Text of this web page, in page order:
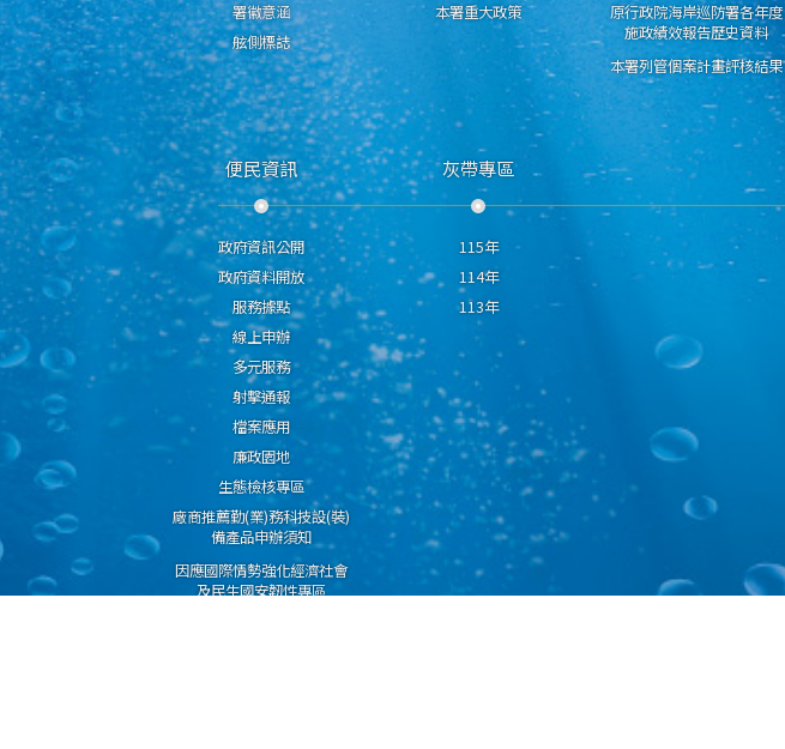
署徽意涵
舷側標誌
本署重大政策
原行政院海岸巡防署各年度
施政績效報告歷史資料
本署列管個案計畫評核結果
便民資訊
政府資訊公開
政府資料開放
服務據點
線上申辦
多元服務
射擊通報
檔案應用
廉政園地
生態檢核專區
廠商推薦勤(業)務科技設(裝)
備產品申辦須知
因應國際情勢強化經濟社會
及民生國安韌性專區
灰帶專區
115年
114年
113年